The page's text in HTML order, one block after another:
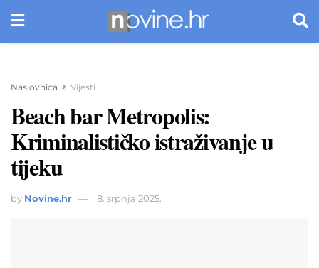
Naslovnica Vijesti
Beach bar Metropolis:
Kriminalističko istraživanje u
tijeku
by Novine.hr 8. srpnja 2025.